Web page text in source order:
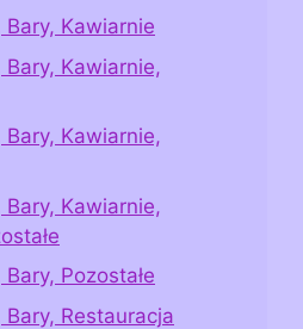
Kawiarnie
Kawiarnie,
Kawiarnie,
Kawiarnie,
Pozostałe
Restauracja